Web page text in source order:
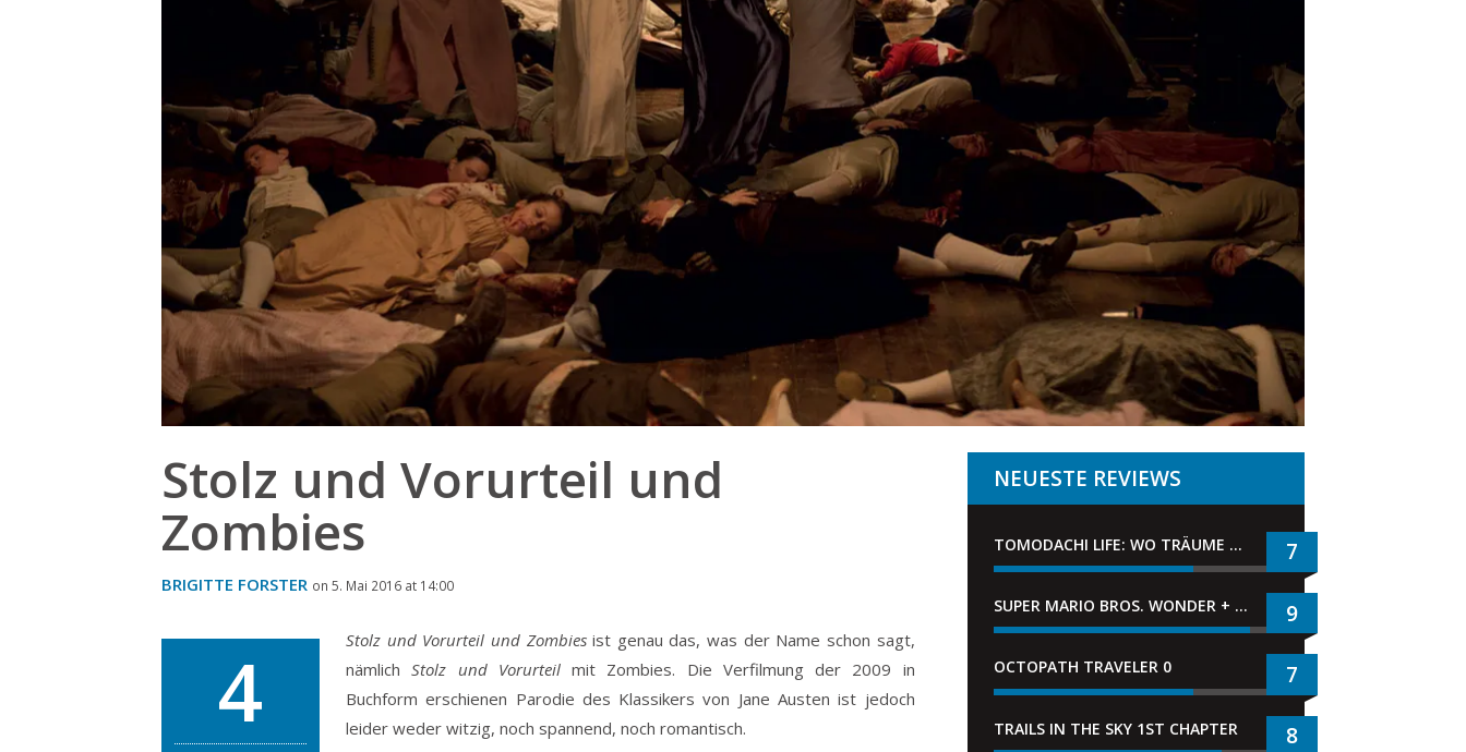
Stolz und Vorurteil und
Zombies
BRIGITTE FORSTER on 5. Mai 2016 at 14:00
4 Stolz und Vorurteil und Zombiesist genau das, was der Name schon sagt,
nämlichStolz und Vorurteilmit Zombies. Die Verfilmung der 2009 in
Buchform erschienen Parodie des Klassikers von Jane Austen ist jedoch
leider weder witzig, noch spannend, noch romantisch.
NEUESTE REVIEWS
TOMODACHI LIFE: WO TRÄUME WAHR WERDEN 7
SUPER MARIO BROS. WONDER + GEMEINSAM IM BELLABEL-PARK 9
OCTOPATH TRAVELER 0 7
TRAILS IN THE SKY 1ST CHAPTER 8